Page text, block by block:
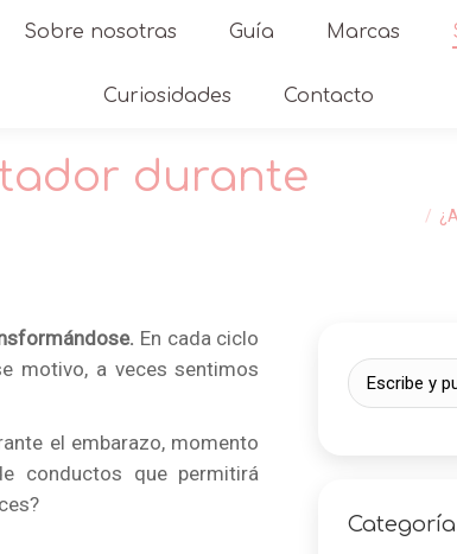
Sobre nosotras Guía Marcas
Curiosidades Contacto
durante
En cada ciclo
motivo, a veces sentimos
el embarazo, momento
conductos que permitirá